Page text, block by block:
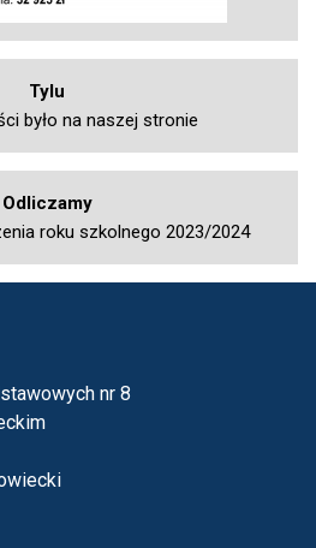
Tylu
było na naszej stronie
Odliczamy
roku szkolnego 2023/2024
nr 8